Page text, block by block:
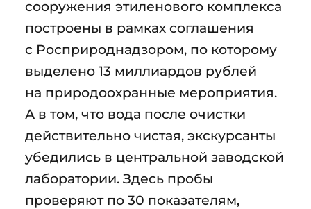
сооружения этиленового комплекса
построены в рамках соглашения
с Росприроднадзором, по которому
выделено 13 миллиардов рублей
на природоохранные мероприятия.
А в том, что вода после очистки
действительно чистая, экскурсанты
убедились в центральной заводской
лаборатории. Здесь пробы
проверяют по 30 показателям,